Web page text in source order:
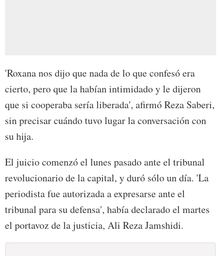
'Roxana nos dijo que nada de lo que confesó era
cierto, pero que la habían intimidado y le dijeron
que si cooperaba sería liberada', afirmó Reza Saberi,
sin precisar cuándo tuvo lugar la conversación con
su hija.
El juicio comenzó el lunes pasado ante el tribunal
revolucionario de la capital, y duró sólo un día. 'La
periodista fue autorizada a expresarse ante el
tribunal para su defensa', había declarado el martes
el portavoz de la justicia, Ali Reza Jamshidi.